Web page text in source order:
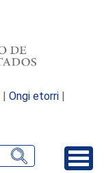
| Ongi etorri |